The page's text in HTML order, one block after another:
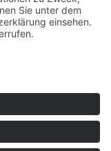
GmbH & Co. KG